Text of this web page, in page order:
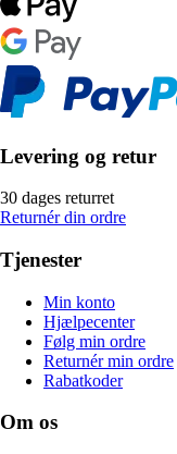
Levering og retur
30 dages returret
Returnér din ordre
Tjenester
Min konto
Hjælpecenter
Følg min ordre
Returnér min ordre
Rabatkoder
Om os